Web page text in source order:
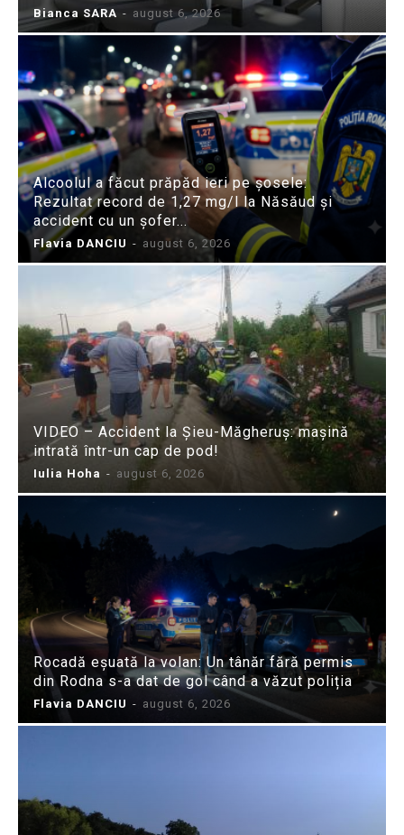
Bianca SARA - august 6, 2026
Alcoolul a făcut prăpăd ieri pe șosele:
Rezultat record de 1,27 mg/l la Năsăud și
accident cu un șofer...
Flavia DANCIU - august 6, 2026
VIDEO – Accident la Șieu-Măgheruș: mașină
intrată într-un cap de pod!
Iulia Hoha - august 6, 2026
Rocadă eșuată la volan: Un tânăr fără permis
din Rodna s-a dat de gol când a văzut poliția
Flavia DANCIU - august 6, 2026